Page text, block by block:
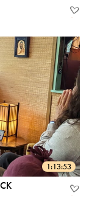
1:13:53